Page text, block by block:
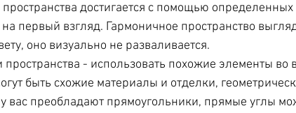
достигается с помощью
первый взгляд. Гармоничное пространство
оно визуально не разваливается.
- использовать похожие элементы во
быть схожие материалы и отделки,
вас преобладают прямоугольники, прямые углы